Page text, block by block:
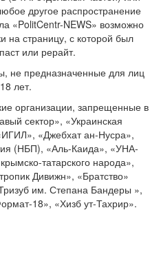
другое распространение
«PolitCentr-NEWS» возможно
на страницу, с которой был
или рерайт.
не предназначенные для лиц
лет.
организации, запрещенные в
сектор», «Украинская
«Джебхат ан-Нусра»,
(НБП), «Аль-Каида», «УНА-
татарского народа»,
Дивижн», «Братство»
им. Степана Бандеры »,
18», «Хизб ут-Тахрир».